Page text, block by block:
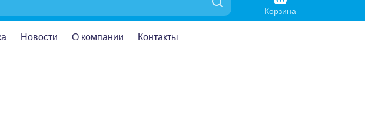
Корзина
Новости О компании Контакты